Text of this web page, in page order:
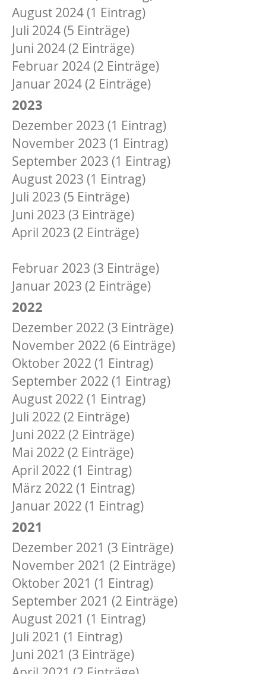
August 2024 (1 Eintrag)
Juli 2024 (5 Einträge)
Juni 2024 (2 Einträge)
Februar 2024 (2 Einträge)
Januar 2024 (2 Einträge)
2023
Dezember 2023 (1 Eintrag)
November 2023 (1 Eintrag)
September 2023 (1 Eintrag)
August 2023 (1 Eintrag)
Juli 2023 (5 Einträge)
Juni 2023 (3 Einträge)
April 2023 (2 Einträge)
Februar 2023 (3 Einträge)
Januar 2023 (2 Einträge)
2022
Dezember 2022 (3 Einträge)
November 2022 (6 Einträge)
Oktober 2022 (1 Eintrag)
September 2022 (1 Eintrag)
August 2022 (1 Eintrag)
Juli 2022 (2 Einträge)
Juni 2022 (2 Einträge)
Mai 2022 (2 Einträge)
April 2022 (1 Eintrag)
März 2022 (1 Eintrag)
Januar 2022 (1 Eintrag)
2021
Dezember 2021 (3 Einträge)
November 2021 (2 Einträge)
Oktober 2021 (1 Eintrag)
September 2021 (2 Einträge)
August 2021 (1 Eintrag)
Juli 2021 (1 Eintrag)
Juni 2021 (3 Einträge)